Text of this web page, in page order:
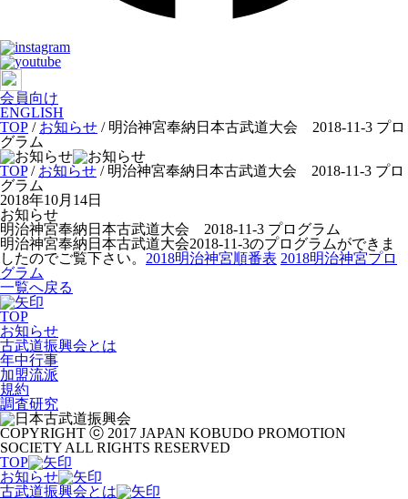
会員向け
ENGLISH
TOP / お知らせ / 明治神宮奉納日本古武道大会 2018-11-3 プロ
グラム
TOP/ お知らせ / 明治神宮奉納日本古武道大会 2018-11-3 プロ
グラム
2018年10月14日
お知らせ
明治神宮奉納日本古武道大会 2018-11-3 プログラム
明治神宮奉納日本古武道大会2018-11-3のプログラムができま
したのでご覧下さい。 2018明治神宮順番表 2018明治神宮プロ
グラム
一覧へ戻る
TOP
お知らせ
古武道振興会とは
年中行事
加盟流派
規約
調査研究
COPYRIGHT ⓒ 2017 JAPAN KOBUDO PROMOTION
SOCIETY ALL RIGHTS RESERVED
TOP
お知らせ
古武道振興会とは